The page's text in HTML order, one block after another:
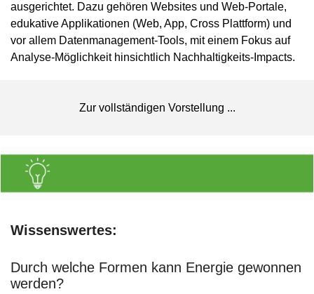
ausgerichtet. Dazu gehören Websites und Web-Portale,
edukative Applikationen (Web, App, Cross Plattform) und
vor allem Datenmanagement-Tools, mit einem Fokus auf
Analyse-Möglichkeit hinsichtlich Nachhaltigkeits-Impacts.
Zur vollständigen Vorstellung ...
Wissenswertes:
Durch welche Formen kann Energie gewonnen
werden?